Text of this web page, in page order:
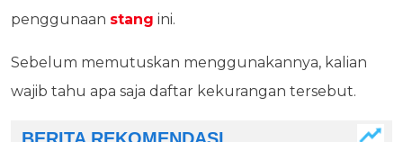
penggunaan stang ini.
Sebelum memutuskan menggunakannya, kalian
wajib tahu apa saja daftar kekurangan tersebut.